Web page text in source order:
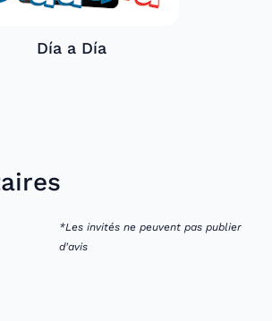
Día a Día
*Les invités ne peuvent pas publier
d'avis